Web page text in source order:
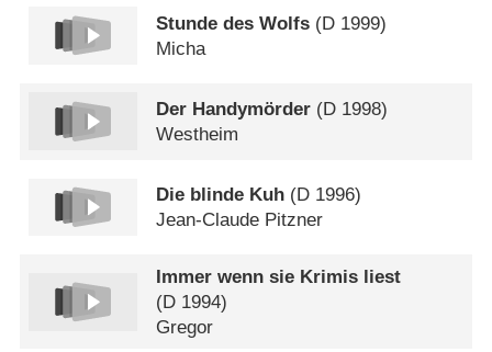
Stunde des Wolfs (D 1999)
Micha
Der Handymörder (D 1998)
Westheim
Die blinde Kuh (D 1996)
Jean-Claude Pitzner
Immer wenn sie Krimis liest
(D 1994)
Gregor